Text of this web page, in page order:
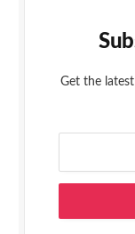
Get the